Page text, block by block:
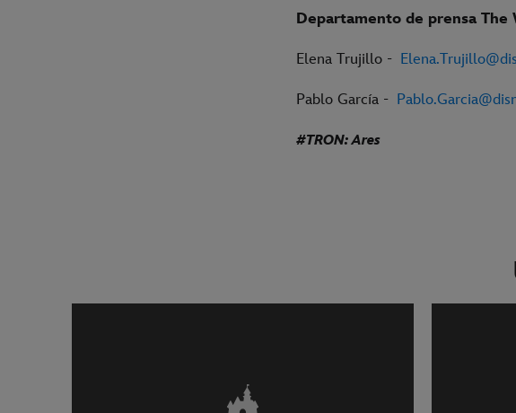
Departamento de prensa The
Elena Trujillo -
Pablo García -
#TRON: Ares